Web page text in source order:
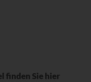
finden Sie hier